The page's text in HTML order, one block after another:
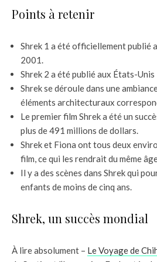
Points à retenir
Shrek 1 a été officiellement publié
2001.
Shrek 2 a été publié aux États-
Shrek se déroule dans une
éléments architecturaux
Le premier film Shrek a été un
plus de 491 millions de dollars.
Shrek et Fiona ont tous deux
film, ce qui les rendrait du même
Il y a des scènes dans Shrek qui
enfants de moins de cinq ans.
Shrek, un succès mondial
À lire absolument – Le Voyage de